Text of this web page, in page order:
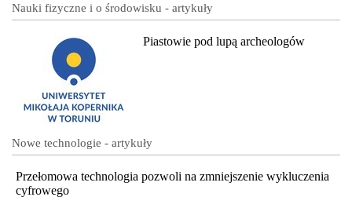
Nauki fizyczne i o środowisku - artykuły
Piastowie pod lupą archeologów
Nowe technologie - artykuły
Przełomowa technologia pozwoli na zmniejszenie wykluczenia
cyfrowego